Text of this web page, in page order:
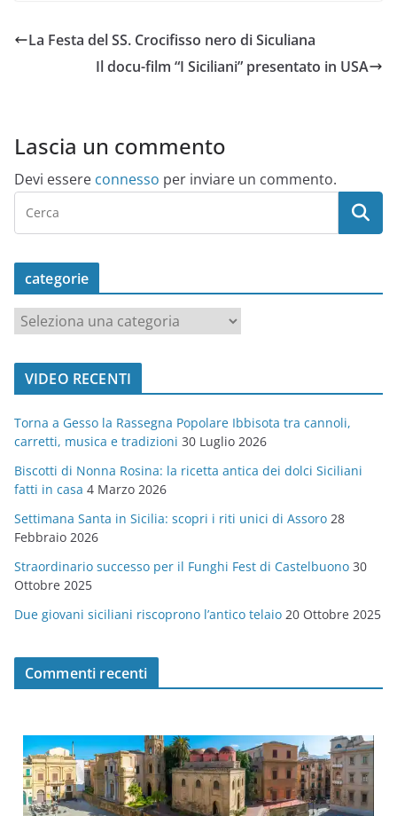
La Festa del SS. Crocifisso nero di Siculiana
Il docu-film “I Siciliani” presentato in USA
Lascia un commento
Devi essere connesso per inviare un commento.
categorie
a
t
o
r
i
e
VIDEO RECENTI
Torna a Gesso la Rassegna Popolare Ibbisota tra cannoli,
carretti, musica e tradizioni 30 Luglio 2026
Biscotti di Nonna Rosina: la ricetta antica dei dolci Siciliani
fatti in casa 4 Marzo 2026
Settimana Santa in Sicilia: scopri i riti unici di Assoro 28
Febbraio 2026
Straordinario successo per il Funghi Fest di Castelbuono 30
Ottobre 2025
Due giovani siciliani riscoprono l’antico telaio 20 Ottobre 2025
Commenti recenti